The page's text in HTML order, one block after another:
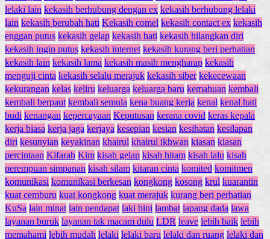
lelaki lain kekasih berhubung dengan ex kekasih berhubung lelaki
lain kekasih berubah hati Kekasih comel kekasih contact ex kekasih
enggan putus kekasih gelap kekasih hati kekasih hilangkan diri
kekasih ingin putus kekasih internet kekasih kurang beri perhatian
kekasih lain kekasih lama kekasih masih mengharap kekasih
menguji cinta kekasih selalu merajuk kekasih siber kekecewaan
kekurangan kelas keliru keluarga keluarga baru kemahuan kembali
kembali berpaut kembali semula kena buang kerja kenal kenal hati
budi kenangan kepercayaan Keputusan kerana covid keras kepala
kerja biasa kerja jaga kerjaya kesepian kesian kesihatan kesilapan
diri kesunyian keyakinan khairul khairul ikhwan kiasan kiasan
percintaan Kifarah Kim kisah gelap kisah hitam kisah lalu kisah
perempuan simpanan kisah silam kitaran cinta komited komitmen
komunikasi komunikasi berkesan kongkong kosong krul kuarantin
kuat cemburu kuat kongkong kuat merajuk kurang beri perhatian
KuSa lain minat lain pendapat laki bini lambat lapang dada lawa
layanan buruk layanan tak macam dulu LDR leave lebih baik lebih
memahami lebih mudah lelaki lelaki baru lelaki dan ruang lelaki dan